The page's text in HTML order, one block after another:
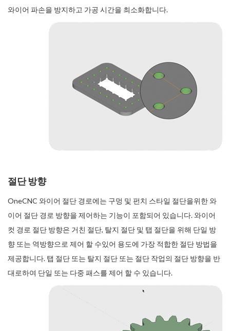
와이어 파손을 방지하고 가공 시간을 최소화합니다.
절단 방향
OneCNC 와이어 절단 경로에는 구멍 및 펀치 스타일 절단을위한 와
이어 절단 경로 방향을 제어하는 기능이 포함되어 있습니다. 와이어
컷 경로 절단 방향은 거친 절단, 탈지 절단 및 탭 절단을 위해 단일 방
향 또는 역방향으로 제어 할 수있어 용도에 가장 적합한 절단 방법을
제공합니다. 탭 절단 또는 탈지 절단 또는 절단 작업의 절단 방향을 반
대로하여 단일 또는 다중 패스를 제어 할 수 있습니다.